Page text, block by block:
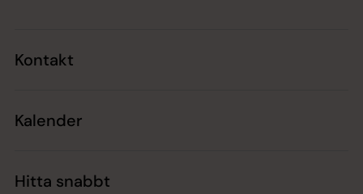
Kontakt
Kalender
Hitta snabbt